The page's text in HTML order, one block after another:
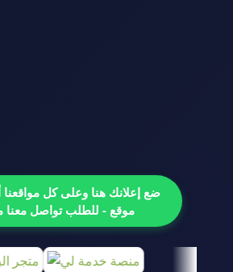
موقع - للطلب تواصل معنا